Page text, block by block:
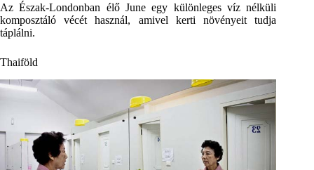
Az Észak-Londonban élő June egy különleges víz nélküli
komposztáló vécét használ, amivel kerti növényeit tudja
táplálni.
Thaiföld